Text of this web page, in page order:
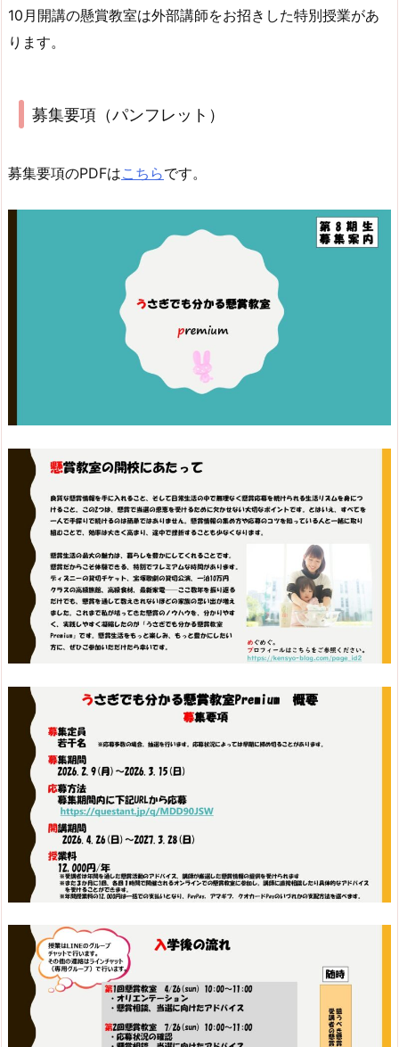
10月開講の懸賞教室は外部講師をお招きした特別授業があ
ります。
募集要項（パンフレット）
募集要項のPDFはこちらです。